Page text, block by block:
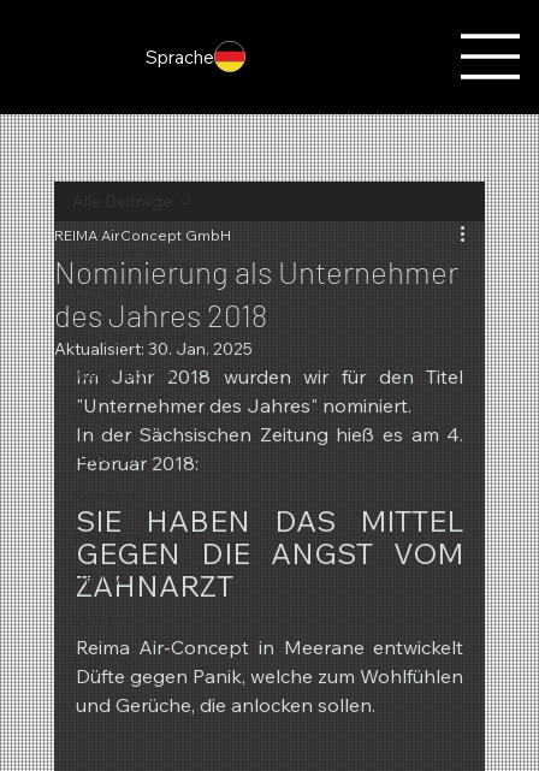
Sprache
Duftmarketing
Weihnachten
Herbst
Aktionen
Neuheiten
REIMA
Frühling
Nominierung als Unternehmer
des Jahres 2018
REIMA AirConcept GmbH
Aktualisiert: 30. Jan. 2025
Im Jahr 2018 wurden wir für den Titel
"Unternehmer des Jahres" nominiert.
In der Sächsischen Zeitung hieß es am 4.
Februar 2018:
SIE HABEN DAS MITTEL
GEGEN DIE ANGST VOM
ZAHNARZT
Reima Air-Concept in Meerane entwickelt
Düfte gegen Panik, welche zum Wohlfühlen
und Gerüche, die anlocken sollen.